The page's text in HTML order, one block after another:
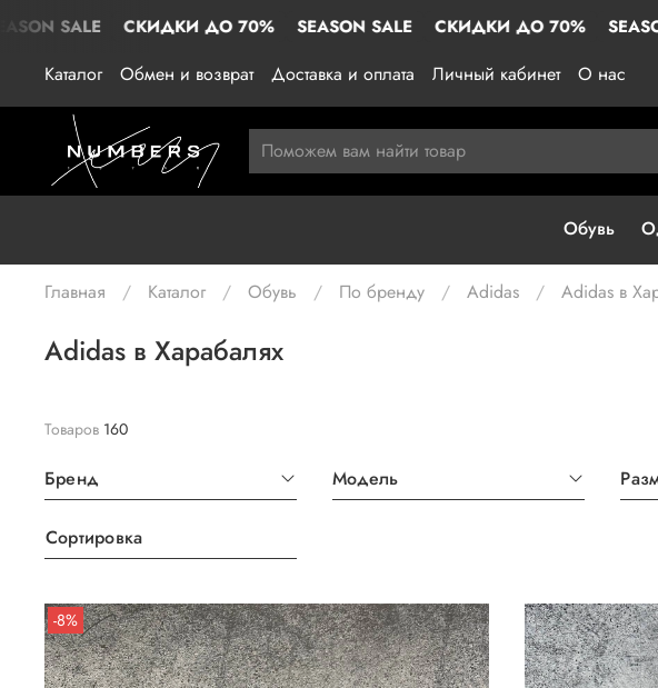
СКИДКИ ДО 70% SEASON SALE СКИДКИ ДО 70% SEASON SALE
Каталог Обмен и возврат Доставка и оплата Личный кабинет О нас
Обувь
Главная Каталог Обувь По бренду Adidas Adidas в
Adidas в Харабалях
Товаров 160
Сортировка
Бренд Модель
-8%